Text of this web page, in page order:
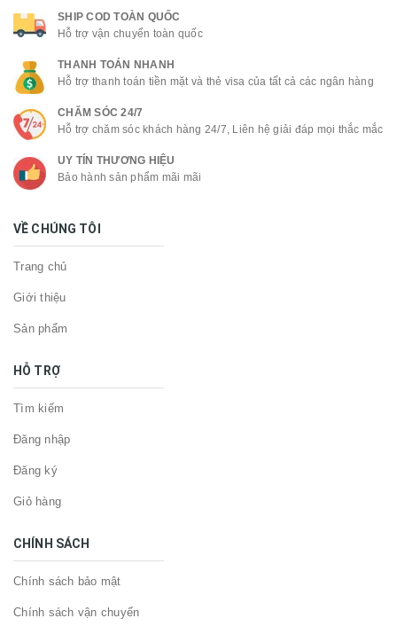
SHIP COD TOÀN QUỐC
Hỗ trợ vận chuyển toàn quốc
THANH TOÁN NHANH
Hỗ trợ thanh toán tiền mặt và thẻ visa của tất cả các ngân hàng
CHĂM SÓC 24/7
Hỗ trợ chăm sóc khách hàng 24/7, Liên hệ giải đáp mọi thắc mắc
UY TÍN THƯƠNG HIỆU
Bảo hành sản phẩm mãi mãi
VỀ CHÚNG TÔI
Trang chủ
Giới thiệu
Sản phẩm
HỖ TRỢ
Tìm kiếm
Đăng nhập
Đăng ký
Giỏ hàng
CHÍNH SÁCH
Chính sách bảo mật
Chính sách vận chuyển